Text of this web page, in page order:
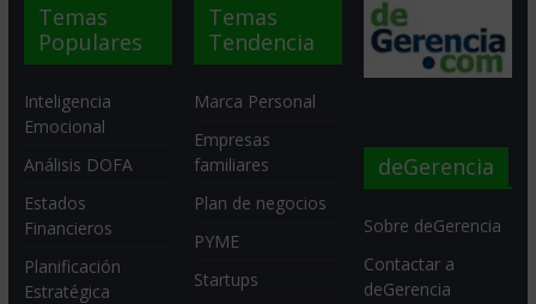
Temas
Populares
Inteligencia
Emocional
Análisis DOFA
Estados
Financieros
Planificación
Estratégica
Temas
Tendencia
Marca Personal
Empresas
familiares
Plan de negocios
PYME
Startups
deGerencia
Sobre deGerencia
Contactar a
deGerencia